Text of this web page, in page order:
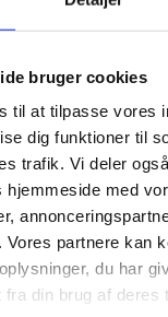
bruger cookies
til at tilpasse vores
dig funktioner til
trafik. Vi deler
hjemmeside med
Vores partnere kan
du har
din brug af deres
fra
Trolley
med
Trolley til